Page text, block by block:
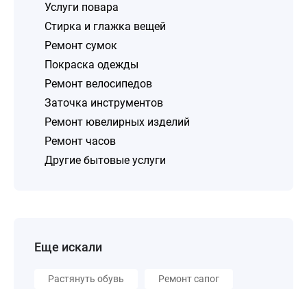
Услуги повара
Стирка и глажка вещей
Ремонт сумок
Покраска одежды
Ремонт велосипедов
Заточка инструментов
Ремонт ювелирных изделий
Ремонт часов
Другие бытовые услуги
Еще искали
Растянуть обувь Ремонт сапог